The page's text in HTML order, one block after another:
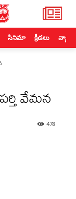
సినిమా క్రీడలు
వేమన
478